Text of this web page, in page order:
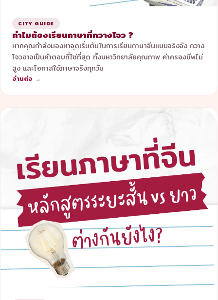
CITY GUIDE
ทำไมต้องเรียนภาษาที่กวางโจว ?
หากคุณกำลังมองหาจุดเริ่มต้นในการเรียนภาษาจีนแบบจริงจัง กวาง
โจวอาจเป็นคำตอบที่ใช่ที่สุด ทั้งมหาวิทยาลัยคุณภาพ ค่าครองชีพไม่
สูง และโอกาสใช้ภาษาจริงทุกวัน
อ่านต่อ →